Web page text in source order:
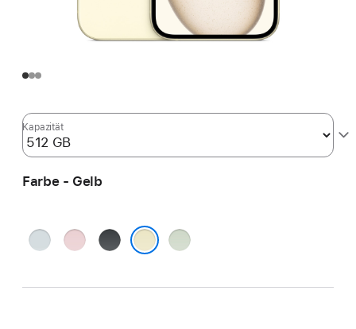
Kapazität
Farbe - Gelb
Blau Pink Schwarz Grün